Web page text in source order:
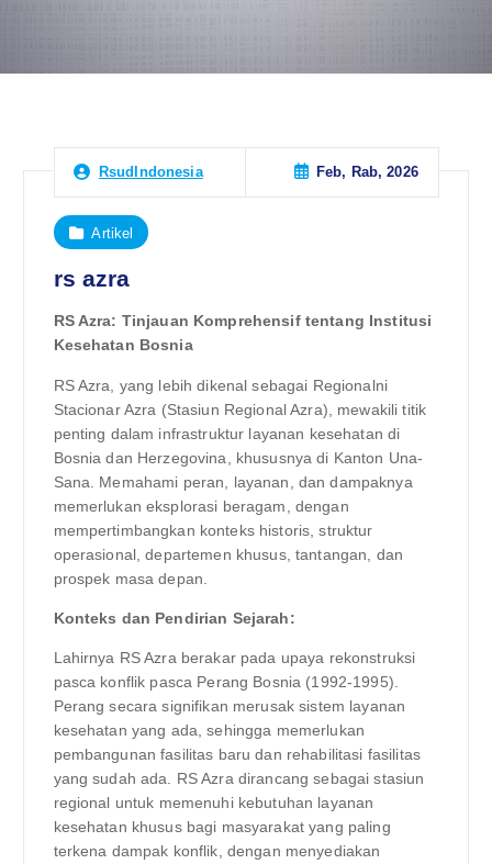
RsudIndonesia Feb, Rab, 2026
Artikel
rs azra
RS Azra: Tinjauan Komprehensif tentang Institusi
Kesehatan Bosnia
RS Azra, yang lebih dikenal sebagai Regionalni
Stacionar Azra (Stasiun Regional Azra), mewakili titik
penting dalam infrastruktur layanan kesehatan di
Bosnia dan Herzegovina, khususnya di Kanton Una-
Sana. Memahami peran, layanan, dan dampaknya
memerlukan eksplorasi beragam, dengan
mempertimbangkan konteks historis, struktur
operasional, departemen khusus, tantangan, dan
prospek masa depan.
Konteks dan Pendirian Sejarah:
Lahirnya RS Azra berakar pada upaya rekonstruksi
pasca konflik pasca Perang Bosnia (1992-1995).
Perang secara signifikan merusak sistem layanan
kesehatan yang ada, sehingga memerlukan
pembangunan fasilitas baru dan rehabilitasi fasilitas
yang sudah ada. RS Azra dirancang sebagai stasiun
regional untuk memenuhi kebutuhan layanan
kesehatan khusus bagi masyarakat yang paling
terkena dampak konflik, dengan menyediakan